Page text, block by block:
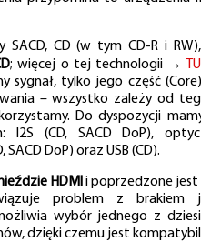
SACD, CD (w tym CD-R i
; więcej o tej technologii →
sygnał, tylko jego część
– wszystko zależy od
Do dyspozycji
I2S (CD, SACD DoP),
SACD DoP) oraz USB (CD).
HDMI i poprzedzone jest
problem z brakiem
wybór jednego z
dzięki czemu jest